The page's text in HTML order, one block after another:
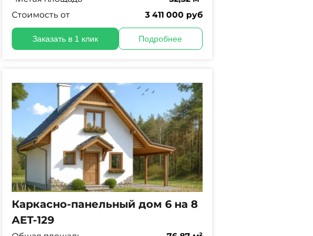
Стоимость от
3 411 000 руб
Заказать в 1 клик Подробнее
Каркасно-панельный дом 6 на 8
AET-129